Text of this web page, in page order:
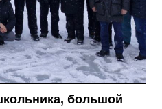
большой